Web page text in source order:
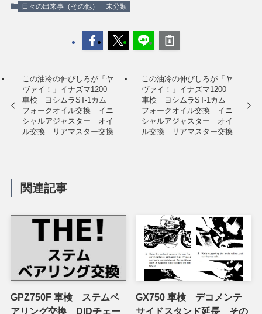
日々の出来事（その他） 未分類
この油冷の伸びしろが「ヤ
ヴァイ！」イナズマ1200
車検 ヨシムラST-1カム
フォークオイル交換 イニ
シャルアジャスター オイ
ル交換 リアマスター交換
この油冷の伸びしろが「ヤ
ヴァイ！」イナズマ1200
車検 ヨシムラST-1カム
フォークオイル交換 イニ
シャルアジャスター オイ
ル交換 リアマスター交換
関連記事
GPZ750F 車検 ステムベ
アリング交換 DIDチェー
GX750 車検 デコメンテ
サイドスタンド延長 その